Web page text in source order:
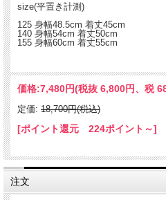
size(平置き計測)
125 身幅48.5cm 着丈45cm
140 身幅54cm 着丈50cm
155 身幅60cm 着丈55cm
価格:7,480円(税抜 6,800円、税
定価: 18,700円(税込)
[ポイント還元 224ポイント～]
注文